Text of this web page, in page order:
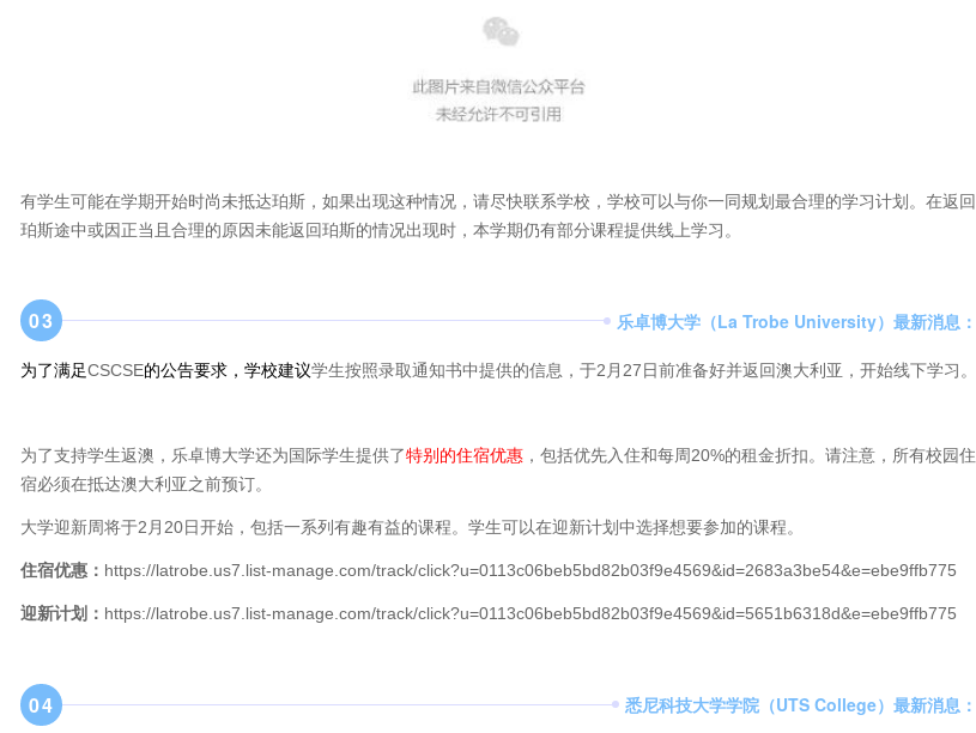
有学生可能在学期开始时尚未抵达珀斯，如果出现这种情况，请尽快联系学校，学校可以与你一同规划最合理的学习计划。在返回
珀斯途中或因正当且合理的原因未能返回珀斯的情况出现时，本学期仍有部分课程提供线上学习。
03 乐卓博大学（La Trobe University）最新消息：
为了满足CSCSE的公告要求，学校建议学生按照录取通知书中提供的信息，于2月27日前准备好并返回澳大利亚，开始线下学习。
为了支持学生返澳，乐卓博大学还为国际学生提供了特别的住宿优惠 ，包括优先入住和每周20%的租金折扣。请注意，所有校园住
宿必须在抵达澳大利亚之前预订。
大学迎新周将于2月20日开始，包括一系列有趣有益的课程。学生可以在迎新计划中选择想要参加的课程。
住宿优惠： https://latrobe.us7.list-manage.com/track/click?u=0113c06beb5bd82b03f9e4569&id=2683a3be54&e=ebe9ffb775
迎新计划： https://latrobe.us7.list-manage.com/track/click?u=0113c06beb5bd82b03f9e4569&id=5651b6318d&e=ebe9ffb775
04 悉尼科技大学学院（UTS College）最新消息：